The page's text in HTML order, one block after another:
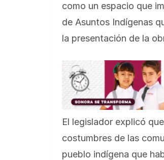
como un espacio que
de Asuntos Indígenas
la presentación de la
El legislador explicó
costumbres de las
pueblo indígena que